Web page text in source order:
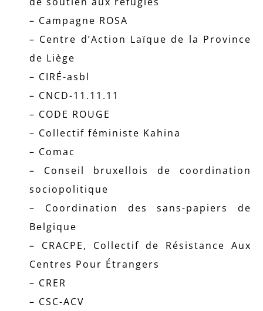
– Campagne ROSA
– Centre d’Action Laïque de la Province
de Liège
– CIRÉ-asbl
– CNCD-11.11.11
– CODE ROUGE
– Collectif féministe Kahina
– Comac
– Conseil bruxellois de coordination
sociopolitique
– Coordination des sans-papiers de
Belgique
– CRACPE, Collectif de Résistance Aux
Centres Pour Étrangers
– CRER
– CSC-ACV